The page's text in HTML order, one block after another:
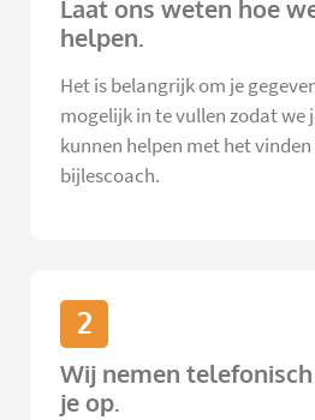
Laat ons weten hoe
helpen.
Het is belangrijk om je
mogelijk in te vullen zodat we
kunnen helpen met het vinden
bijlescoach.
2
Wij nemen
je op.